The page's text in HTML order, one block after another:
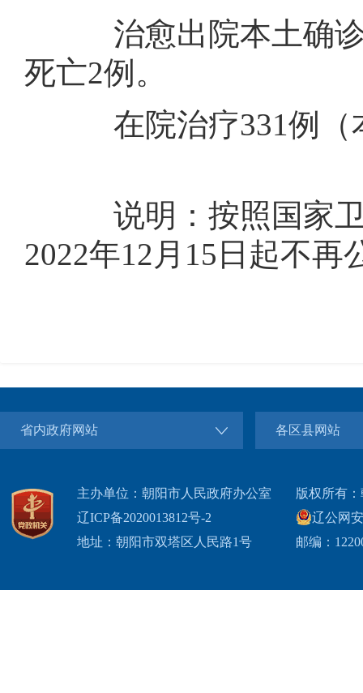
治愈出院本土确诊
死亡2例。
在院治疗331例（
说明：按照国家卫
2022年12月15日起不
省内政府网站 各区县网站
主办单位：朝阳市人民政府办公室
辽ICP备2020013812号-2
地址：朝阳市双塔区人民路1号
版权所有
辽公网
邮编：